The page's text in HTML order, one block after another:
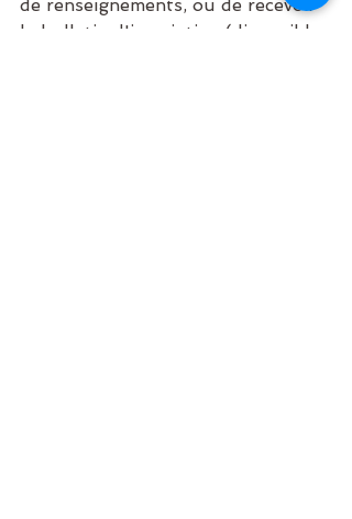
de renseignements, ou de recevoir
le bulletin d'inscription (disponible